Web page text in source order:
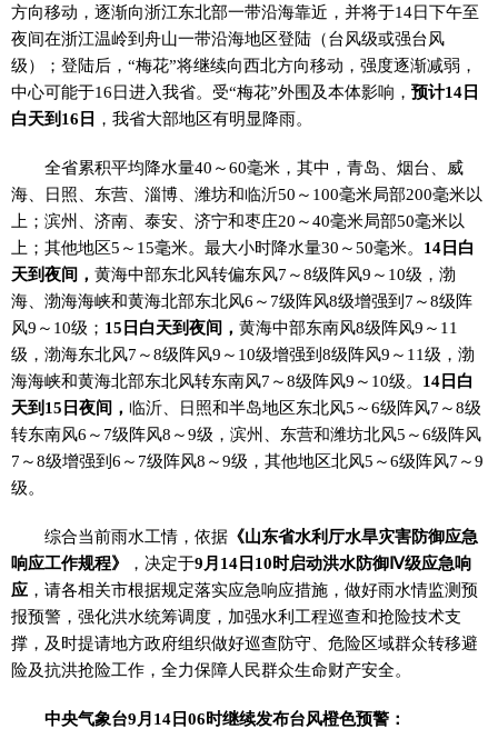
方向移动，逐渐向浙江东北部一带沿海靠近，并将于14日下午至
夜间在浙江温岭到舟山一带沿海地区登陆（台风级或强台风
级）；登陆后，“梅花”将继续向西北方向移动，强度逐渐减弱，
中心可能于16日进入我省。受“梅花”外围及本体影响， 预计14日
白天到16日 ，我省大部地区有明显降雨。
全省累积平均降水量40～60毫米，其中，青岛、烟台、威
海、日照、东营、淄博、潍坊和临沂50～100毫米局部200毫米以
上；滨州、济南、泰安、济宁和枣庄20～40毫米局部50毫米以
上；其他地区5～15毫米。最大小时降水量30～50毫米。 14日白
天到夜间， 黄海中部东北风转偏东风7～8级阵风9～10级，渤
海、渤海海峡和黄海北部东北风6～7级阵风8级增强到7～8级阵
风9～10级； 15日白天到夜间， 黄海中部东南风8级阵风9～11
级，渤海东北风7～8级阵风9～10级增强到8级阵风9～11级，渤
海海峡和黄海北部东北风转东南风7～8级阵风9～10级。 14日白
天到15日夜间， 临沂、日照和半岛地区东北风5～6级阵风7～8级
转东南风6～7级阵风8～9级，滨州、东营和潍坊北风5～6级阵风
7～8级增强到6～7级阵风8～9级，其他地区北风5～6级阵风7～9
级。
综合当前雨水工情，依据 《山东省水利厅水旱灾害防御应急
响应工作规程》
，决定于9月14日10时启动洪水防御Ⅳ级应急响
应 ，请各相关市根据规定落实应急响应措施，做好雨水情监测预
报预警，强化洪水统筹调度，加强水利工程巡查和抢险技术支
撑，及时提请地方政府组织做好巡查防守、危险区域群众转移避
险及抗洪抢险工作，全力保障人民群众生命财产安全。
中央气象台9月14日06时继续发布台风橙色预警：